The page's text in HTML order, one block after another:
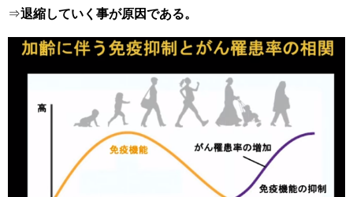
⇒退縮していく事が原因である。